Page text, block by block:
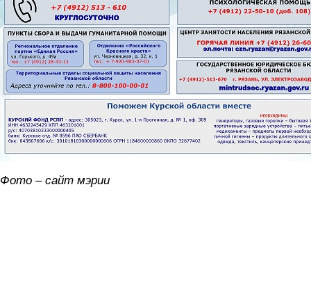
Фото – сайт мэрии